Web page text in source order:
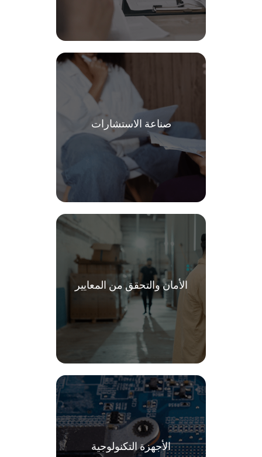
صناعة الاستشارات
الأمان والتحقق من المعايير
الأجهزة التكنولوجية